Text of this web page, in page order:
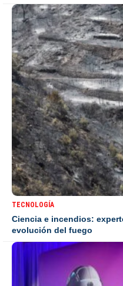
TECNOLOGÍA
Ciencia e incendios:
evolución del fuego